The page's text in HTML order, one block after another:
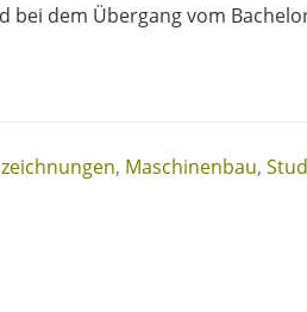
bei dem Übergang vom
, Maschinenbau,